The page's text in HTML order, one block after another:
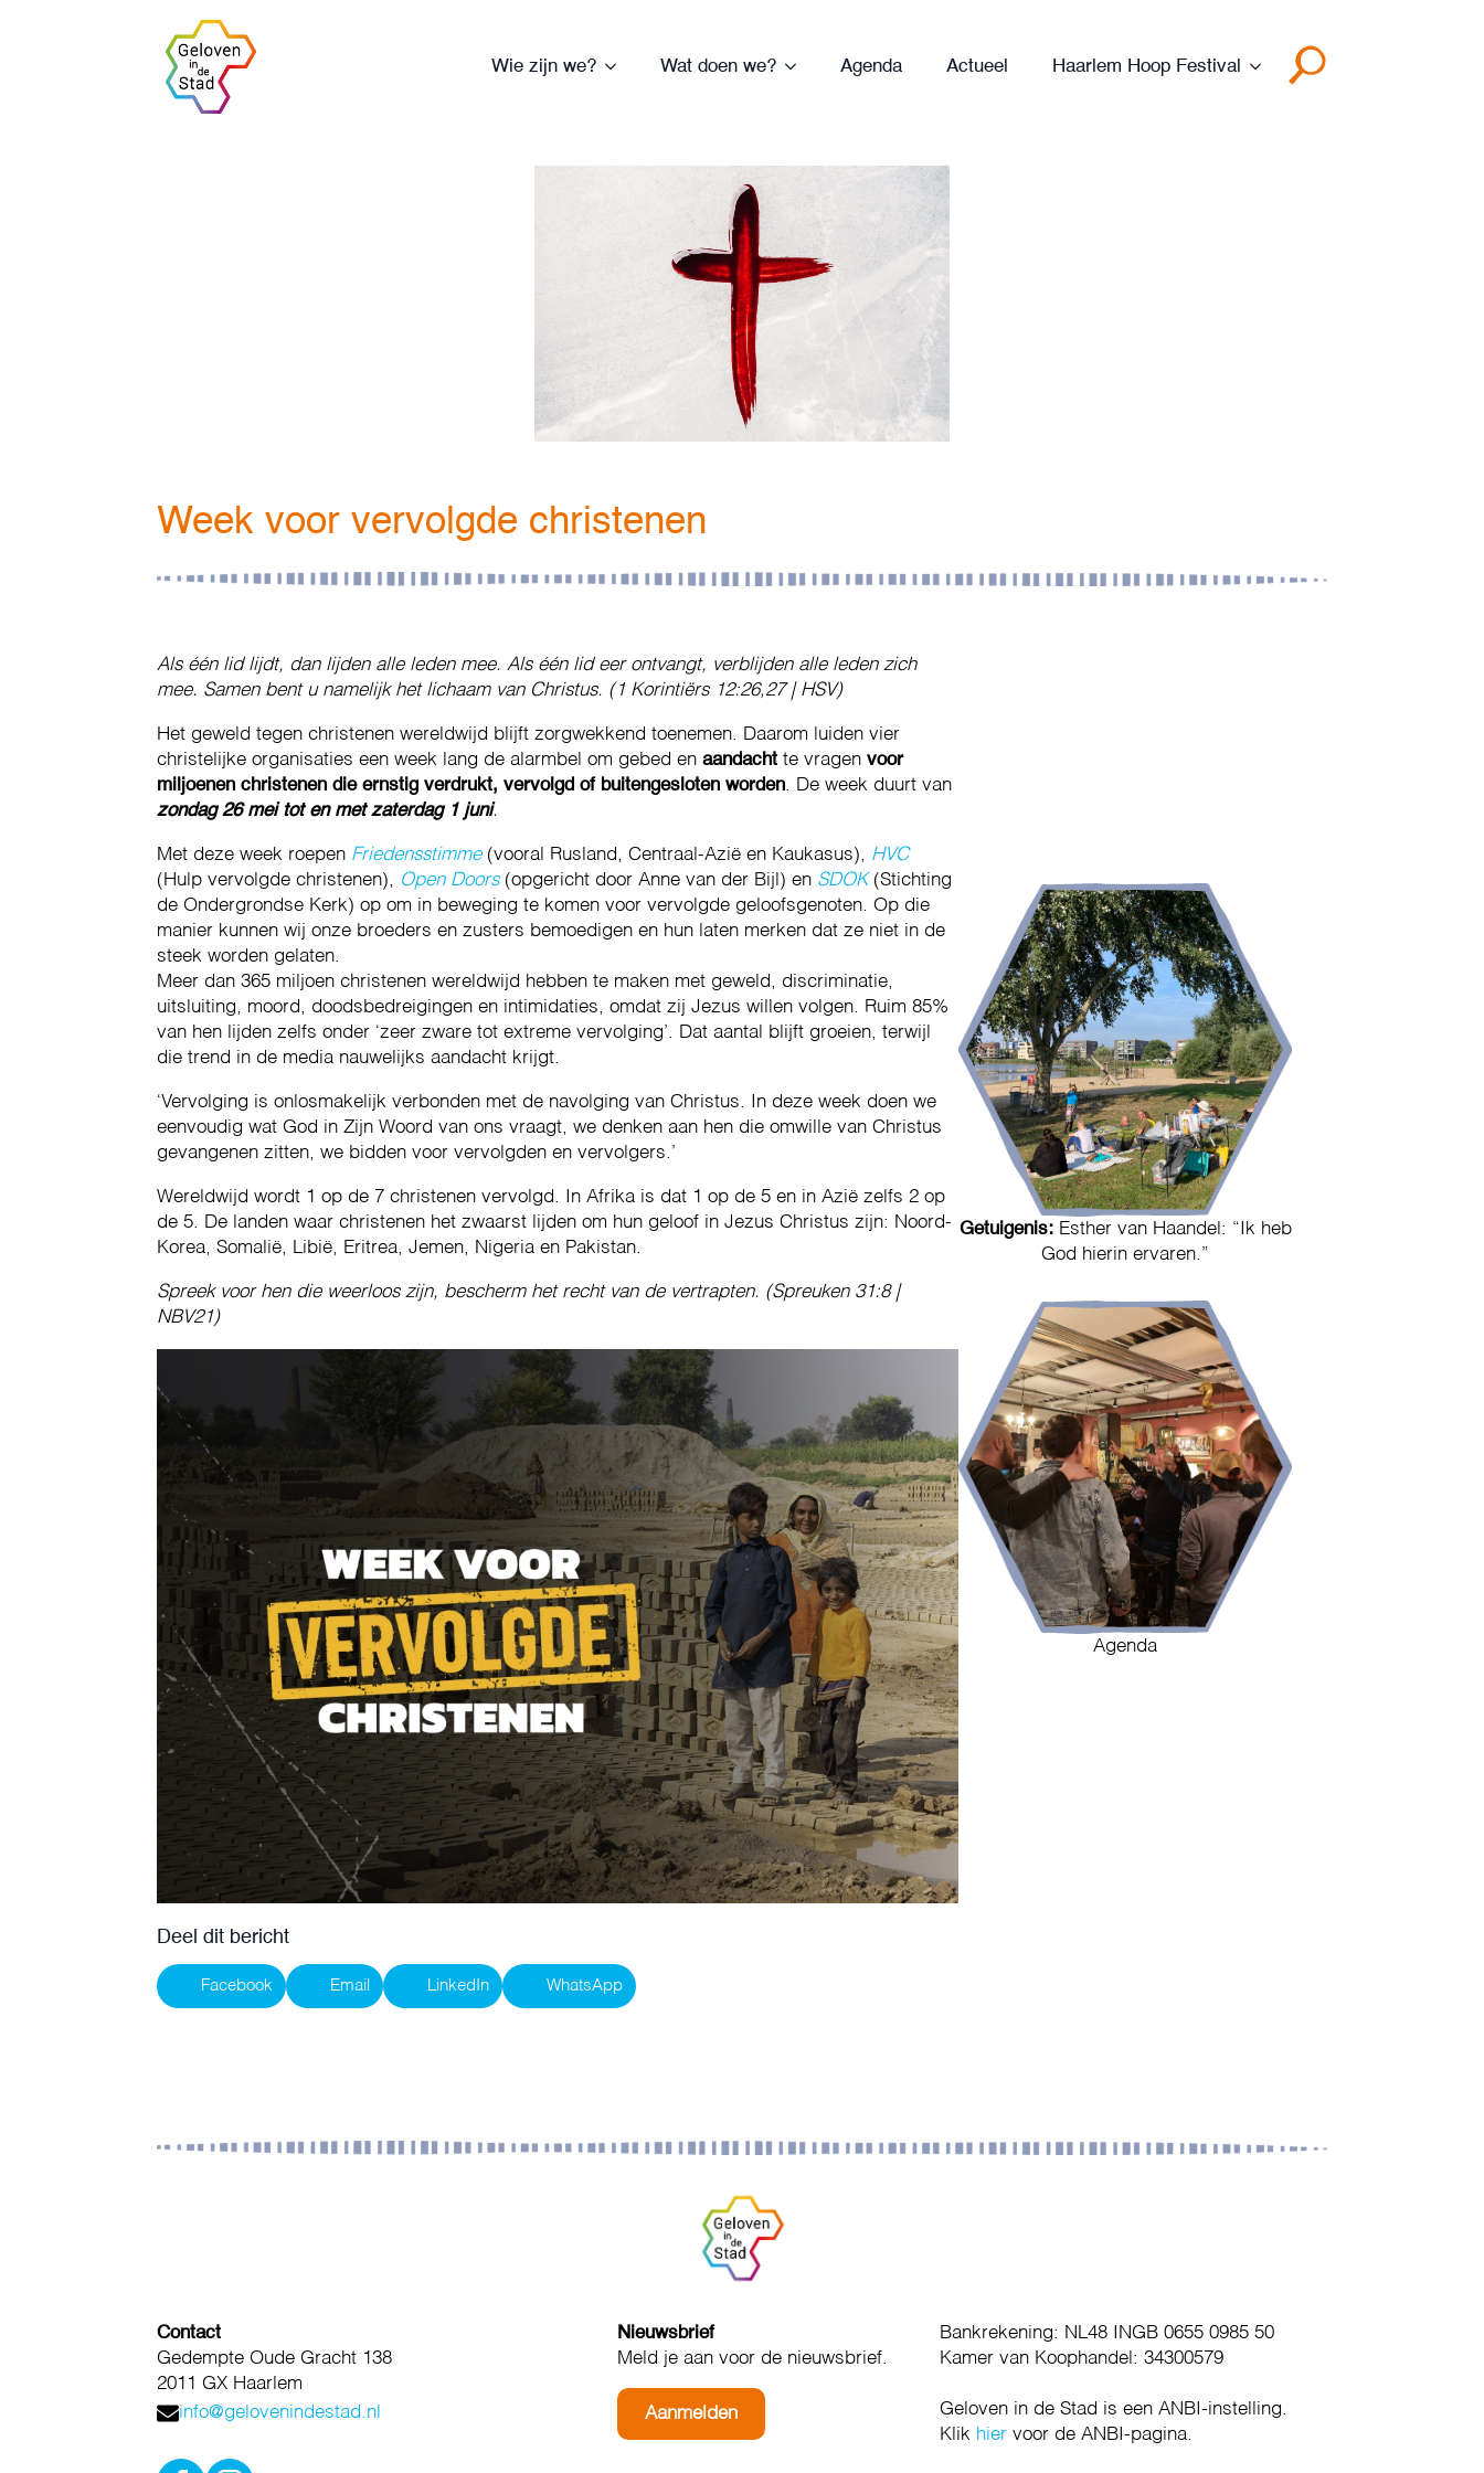
Wie zijn we? Wat doen we? Agenda Actueel Haarlem Hoop Festival
Week voor vervolgde christenen
Als één lid lijdt, dan lijden alle leden mee. Als één lid eer ontvangt, verblijden alle leden zich
mee. Samen bent u namelijk het lichaam van Christus. (1 Korintiërs 12:26,27 | HSV)
Het geweld tegen christenen wereldwijd blijft zorgwekkend toenemen. Daarom luiden vier
christelijke organisaties een week lang de alarmbel om gebed en aandacht te vragen voor
miljoenen christenen die ernstig verdrukt, vervolgd of buitengesloten worden. De week duurt van
zondag 26 mei tot en met zaterdag 1 juni.
Met deze week roepen Friedensstimme(vooral Rusland, Centraal-Azië en Kaukasus), HVC
(Hulp vervolgde christenen), Open Doors(opgericht door Anne van der Bijl) en SDOK(Stichting
de Ondergrondse Kerk) op om in beweging te komen voor vervolgde geloofsgenoten. Op die
manier kunnen wij onze broeders en zusters bemoedigen en hun laten merken dat ze niet in de
steek worden gelaten.
Meer dan 365 miljoen christenen wereldwijd hebben te maken met geweld, discriminatie,
uitsluiting, moord, doodsbedreigingen en intimidaties, omdat zij Jezus willen volgen. Ruim 85%
van hen lijden zelfs onder ‘zeer zware tot extreme vervolging’. Dat aantal blijft groeien, terwijl
die trend in de media nauwelijks aandacht krijgt.
‘Vervolging is onlosmakelijk verbonden met de navolging van Christus. In deze week doen we
eenvoudig wat God in Zijn Woord van ons vraagt, we denken aan hen die omwille van Christus
gevangenen zitten, we bidden voor vervolgden en vervolgers.’
Wereldwijd wordt 1 op de 7 christenen vervolgd. In Afrika is dat 1 op de 5 en in Azië zelfs 2 op
de 5. De landen waar christenen het zwaarst lijden om hun geloof in Jezus Christus zijn: Noord-
Korea, Somalië, Libië, Eritrea, Jemen, Nigeria en Pakistan.
Spreek voor hen die weerloos zijn, bescherm het recht van de vertrapten. (Spreuken 31:8 |
NBV21)
Getuigenis: Esther van Haandel: “Ik heb
God hierin ervaren.”
Agenda
Deel dit bericht
Facebook Email LinkedIn WhatsApp
Contact
Gedempte Oude Gracht 138
2011 GX Haarlem
info@gelovenindestad.nl
Nieuwsbrief
Meld je aan voor de nieuwsbrief.
Aanmelden
Bankrekening: NL48 INGB 0655 0985 50
Kamer van Koophandel: 34300579
Geloven in de Stad is een ANBI-instelling.
Klik hier voor de ANBI-pagina.